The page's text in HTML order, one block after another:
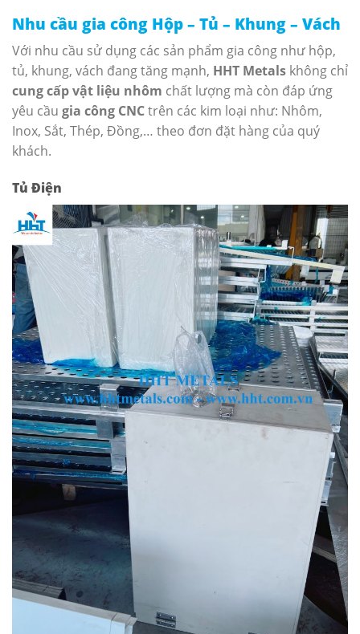
Nhu cầu gia công Hộp – Tủ – Khung – Vách
Với nhu cầu sử dụng các sản phẩm gia công như hộp,
tủ, khung, vách đang tăng mạnh, HHT Metals không chỉ
cung cấp vật liệu nhôm chất lượng mà còn đáp ứng
yêu cầu gia công CNCtrên các kim loại như: Nhôm,
Inox, Sắt, Thép, Đồng,… theo đơn đặt hàng của quý
khách.
Tủ Điện